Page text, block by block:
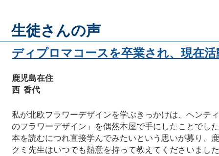
生徒さんの声
ディプロマコースを卒業され、現在
鹿児島在住
西 香代
私が北欧フラワーデザインを学ぶきっかけは、ヘンテ
のフラワーデザイン」を偶然本屋で手にしたことでし
本を読むにつれ直接学んでみたいという思いが募り、
クミ先生はいつでも熱意を持って教えてくださいまし